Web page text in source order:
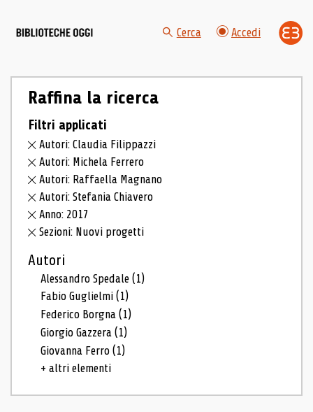
Cerca Accedi
Raffina la ricerca
Filtri applicati
Autori: Claudia Filippazzi
Autori: Michela Ferrero
Autori: Raffaella Magnano
Autori: Stefania Chiavero
Anno: 2017
Sezioni: Nuovi progetti
Autori
Alessandro Spedale(1)
Fabio Guglielmi(1)
Federico Borgna(1)
Giorgio Gazzera(1)
Giovanna Ferro(1)
+ altri elementi